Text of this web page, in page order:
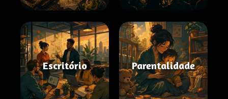
Escritório Parentalidade